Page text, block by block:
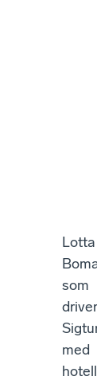
Lotta
som
driver
med